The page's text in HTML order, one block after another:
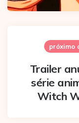
próximo
Trailer
série
Witch